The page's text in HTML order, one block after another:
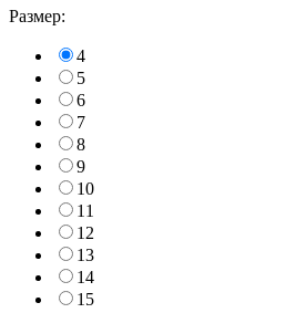
Размер:
4
5
6
7
8
9
10
11
12
13
14
15